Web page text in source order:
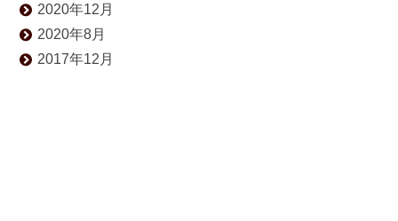
2020年12月
2020年8月
2017年12月